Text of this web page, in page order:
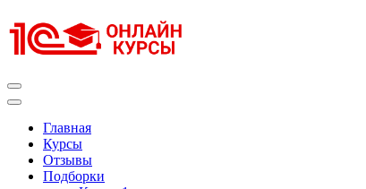
к
содержимому
Главная
Курсы
Отзывы
Подборки